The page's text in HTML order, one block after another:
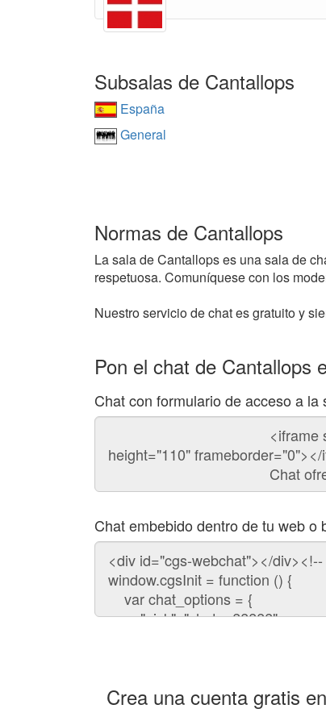
Subsalas de Cantallops
España
General
Normas de Cantallops
La sala de Cantallops es una sala de
respetuosa. Comuníquese con los
Nuestro servicio de chat es gratuito y
Pon el chat de Cantallops
Chat con formulario de acceso a la
Código
chat
Chat embebido dentro de tu web o
Código
para
embeber
chat
Crea una cuenta gratis